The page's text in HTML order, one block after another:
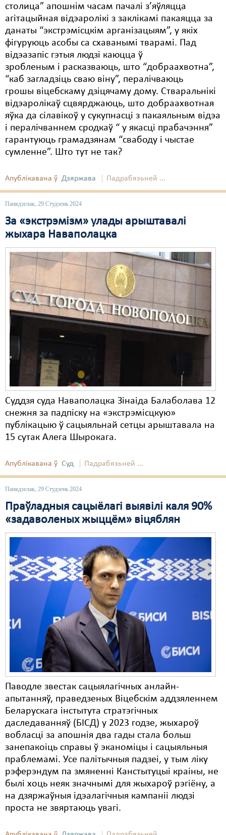
столица” апошнім часам пачалі з’яўляцца
агітацыйная відэаролікі з заклікамі пакаяцца за
данаты “экстрэмісцкім арганізацыям”, у якіх
фігуруюць асобы са схаванымі тварамі. Пад
відэазапіс гэтыя людзі каюцца ў
зробленым і расказваюць, што “добраахвотна”,
“каб загладзіць сваю віну”, пералічваюць
грошы віцебскаму дзіцячаму дому. Стваральнікі
відэаролікаў сцвярджаюць, што добраахвотная
яўка да сілавікоў у сукупнасці з пакаяльным відэа
і пералічваннем сродкаў “ у якасці прабачэння”
гарантуюць грамадзянам “свабоду і чыстае
сумленне”. Што тут не так?
Апублікавана ў Дзяржава Падрабязьней ...
Панядзелак, 29 Студзень 2024
За «экстрэмізм» улады арыштавалі
жыхара Наваполацка
Суддзя суда Наваполацка Зінаіда Балаболава 12
снежня за падпіску на «экстрэмісцкую»
публікацыю ў сацыяльнай сетцы арыштавала на
15 сутак Алега Шырокага.
Апублікавана ў Суд Падрабязьней ...
Панядзелак, 29 Студзень 2024
Праўладныя сацыёлагі выявілі каля 90%
«задаволеных жыццём» віцяблян
Паводле звестак сацыялагічных анлайн-
апытанняў, праведзеных Віцебскім аддзяленнем
Беларускага інстытута стратэгічных
даследаванняў (БІСД) у 2023 годзе, жыхароў
вобласці за апошнія два гады стала больш
занепакоіць справы ў эканоміцы і сацыяльныя
праблемамі. Усе палітычныя падзеі, у тым ліку
рэферэндум па змяненні Канстытуцыі краіны, не
былі хоць неяк значнымі для жыхароў рэгіёну, а
на дзяржаўныя ідэалагічныя кампаніі людзі
проста не звяртаюць увагі.